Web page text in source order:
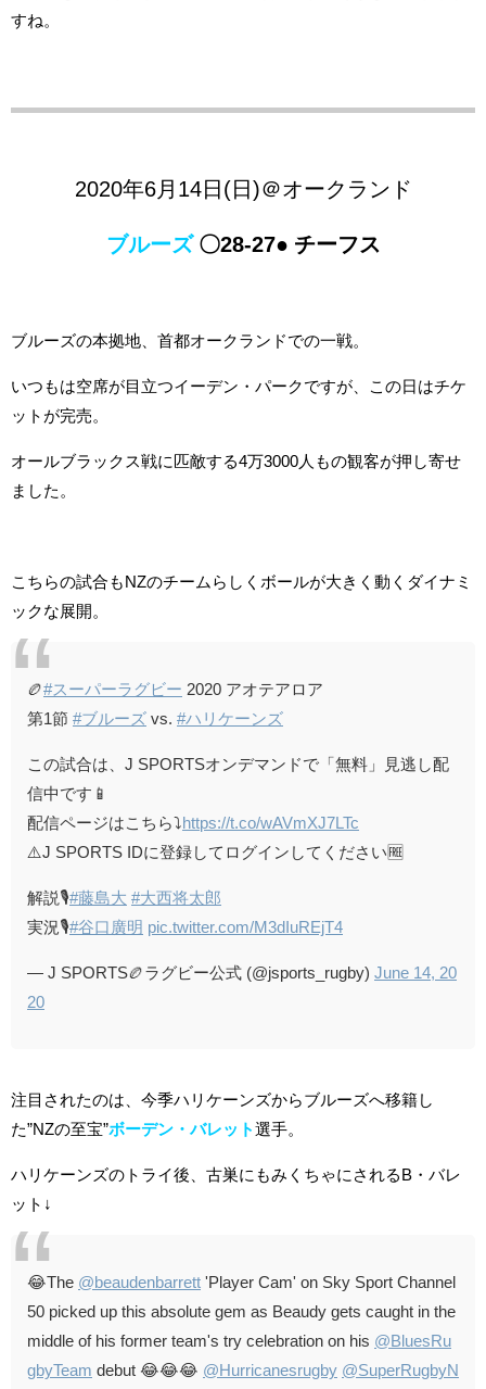
すね。
2020年6月14日(日)＠オークランド
ブルーズ〇28-27● チーフス
ブルーズの本拠地、首都オークランドでの一戦。
いつもは空席が目立つイーデン・パークですが、この日はチケ
ットが完売。
オールブラックス戦に匹敵する4万3000人もの観客が押し寄せ
ました。
こちらの試合もNZのチームらしくボールが大きく動くダイナミ
ックな展開。
🏉#スーパーラグビー 2020 アオテアロア
第1節 #ブルーズ vs. #ハリケーンズ
この試合は、J SPORTSオンデマンドで「無料」見逃し配
信中です📱
配信ページはこちら⤵️ https://t.co/wAVmXJ7LTc
⚠️J SPORTS IDに登録してログインしてください🆓
解説🎙️#藤島大 #大西将太郎
実況🎙️#谷口廣明 pic.twitter.com/M3dIuREjT4
— J SPORTS🏉ラグビー公式 (@jsports_rugby) June 14, 20
20
注目されたのは、今季ハリケーンズからブルーズへ移籍し
た”NZの至宝”ボーデン・バレット 選手。
ハリケーンズのトライ後、古巣にもみくちゃにされるB・バレ
ット↓
😂The @beaudenbarrett 'Player Cam' on Sky Sport Channel
50 picked up this absolute gem as Beaudy gets caught in the
middle of his former team's try celebration on his @BluesRu
gbyTeam debut 😂😂😂 @Hurricanesrugby @SuperRugbyN